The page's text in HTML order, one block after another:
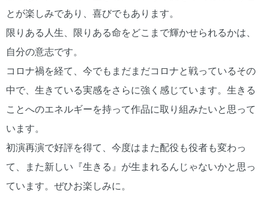
とが楽しみであり、喜びでもあります。
限りある人生、限りある命をどこまで輝かせられるかは、
自分の意志です。
コロナ禍を経て、今でもまだまだコロナと戦っているその
中で、生きている実感をさらに強く感じています。生きる
ことへのエネルギーを持って作品に取り組みたいと思って
います。
初演再演で好評を得て、今度はまた配役も役者も変わっ
て、また新しい『生きる』が生まれるんじゃないかと思っ
ています。ぜひお楽しみに。